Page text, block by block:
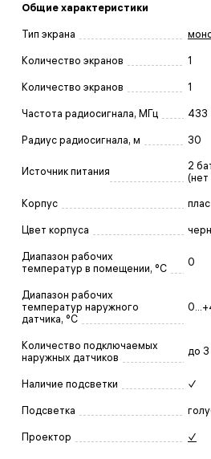
Общие характеристики
Тип экрана
Количество экранов 1
Количество экранов 1
Частота радиосигнала, МГц 433
Радиус радиосигнала, м 30
Источник питания
2
(нет
Корпус
Цвет корпуса
Диапазон рабочих
температур в помещении, °C
0
Диапазон рабочих
температур наружного
датчика, °C
Количество подключаемых
наружных датчиков
до 3
Наличие подсветки ✓
Подсветка
Проектор ✓